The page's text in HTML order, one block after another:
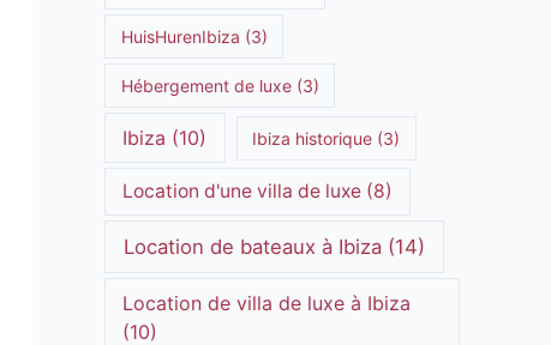
HuisHurenIbiza (3)
Hébergement de luxe(3)
Ibiza (10) Ibiza historique (3)
Location d'une villa de luxe (8)
Location de bateaux à Ibiza (14)
Location de villa de luxe à Ibiza
(10)